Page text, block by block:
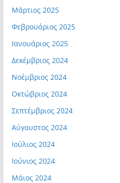
Μάρτιος 2025
Φεβρουάριος 2025
Ιανουάριος 2025
Δεκέμβριος 2024
Νοέμβριος 2024
Οκτώβριος 2024
Σεπτέμβριος 2024
Αύγουστος 2024
Ιούλιος 2024
Ιούνιος 2024
Μάιος 2024